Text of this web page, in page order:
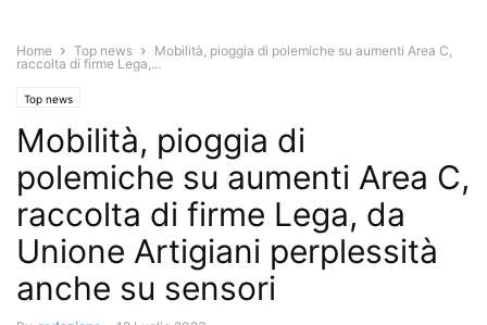
Home Top news
Mobilità, pioggia di polemiche su aumenti Area C,
raccolta di firme Lega,...
Top news
Mobilità, pioggia di
polemiche su aumenti Area C,
raccolta di firme Lega, da
Unione Artigiani perplessità
anche su sensori